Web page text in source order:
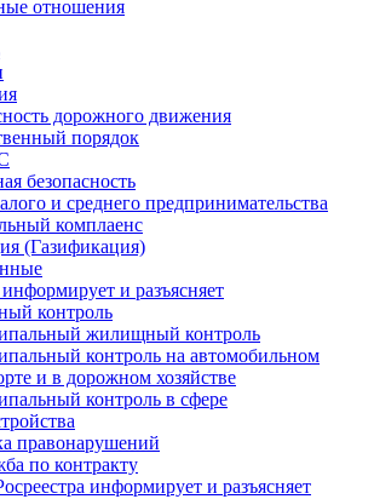
отношения
дорожного движения
порядок
безопасность
и среднего предпринимательства
комплаенс
(Газификация)
и разъясняет
контроль
жилищный контроль
контроль на автомобильном
и в дорожном хозяйстве
контроль в сфере
правонарушений
по контракту
информирует и разъясняет